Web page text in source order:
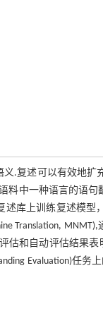
.复述可以有效地扩
料中一种语言的语
库上训练复述模
Translation,
和自动评估结果
Evaluation)任